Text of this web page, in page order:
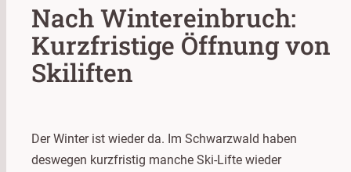
Nach Wintereinbruch:
Kurzfristige Öffnung von
Skiliften
Der Winter ist wieder da. Im Schwarzwald haben
deswegen kurzfristig manche Ski-Lifte wieder